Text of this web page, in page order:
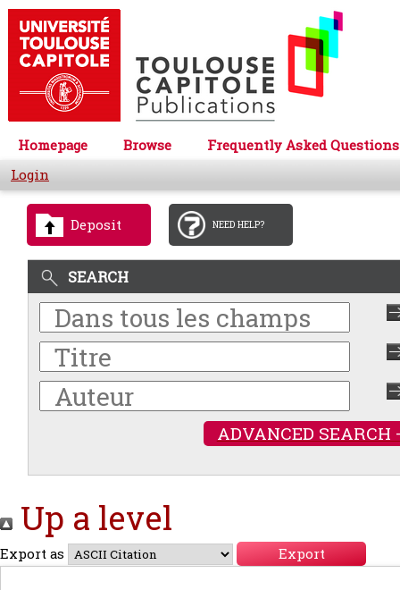
Homepage Browse
Frequently Asked Questions
Login
Deposit NEED HELP?
SEARCH
ADVANCED SEARCH
Up a level
Export as